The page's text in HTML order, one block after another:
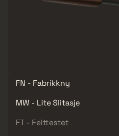
FN - Fabrikkny
MW - Lite Slitasje
FT - Felttestet